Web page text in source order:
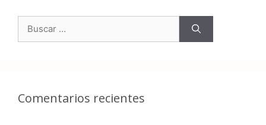
Comentarios recientes